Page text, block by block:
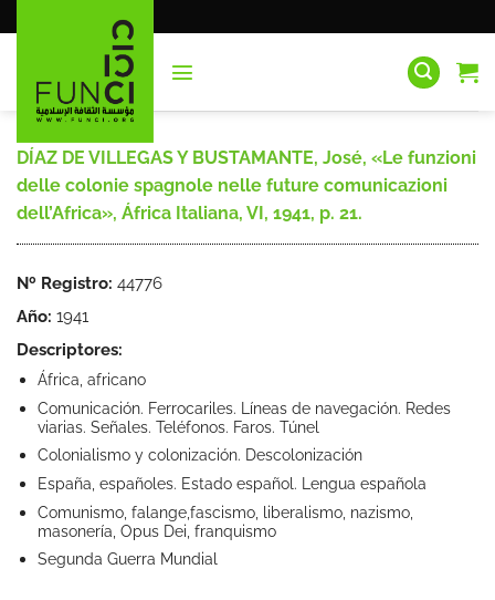
al
DÍAZ DE VILLEGAS Y BUSTAMANTE, José, «Le funzioni
delle colonie spagnole nelle future comunicazioni
dell’Africa», África Italiana, VI, 1941, p. 21.
Nº Registro: 44776
Año: 1941
Descriptores:
África, africano
Comunicación. Ferrocariles. Líneas de navegación. Redes
viarias. Señales. Teléfonos. Faros. Túnel
Colonialismo y colonización. Descolonización
España, españoles. Estado español. Lengua española
Comunismo, falange,fascismo, liberalismo, nazismo,
masonería, Opus Dei, franquismo
Segunda Guerra Mundial